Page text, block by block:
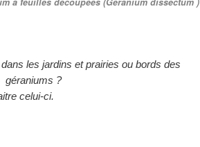
les jardins et prairies ou bords des
géraniums ?
celui-ci.